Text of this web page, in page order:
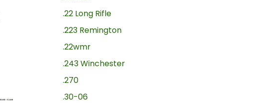
.22 Long Rifle
.223 Remington
.22wmr
.243 Winchester
.270
.30-06